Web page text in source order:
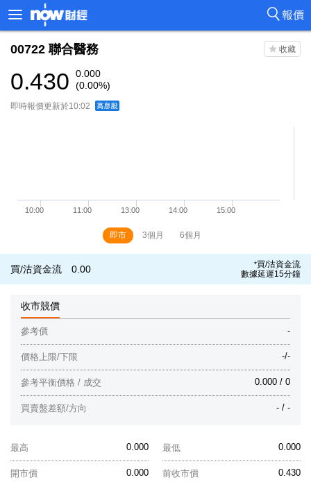
報價
00722 聯合醫務
0.430
0.000
(0.00%)
即時報價更新於10:02
即市 3個月 6個月
買/沽資金流 0.00 *買/沽資金流
數據延遲15分鐘
收市競價
-
參考價
-/-
價格上限/下限
0.000 / 0
參考平衡價格 / 成交
- / -
買賣盤差額/方向
0.000
最高 0.000
最低
0.000
開市價 0.430
前收市價